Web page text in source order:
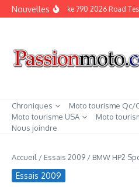
Aller au contenu
NouvellesKTM Duke 790 2026 Road Test
Chroniques
Moto tourisme Qc/
Moto tourisme USA
Moto
Nous joindre
Accueil / Essais 2009 / BMW HP2
Essais 2009